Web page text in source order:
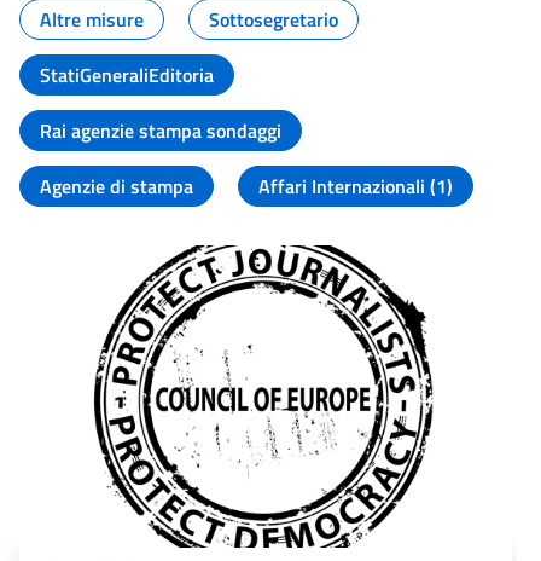
Altre misure
Sottosegretario
StatiGeneraliEditoria
Rai agenzie stampa sondaggi
Agenzie di stampa
Affari Internazionali (1)